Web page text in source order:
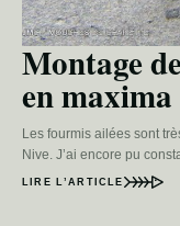
Montage
en maxima
Les fourmis ailées sont
Nive. J’ai encore pu
LIRE L’ARTICLE